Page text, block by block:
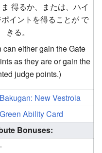
得るか、または、ハイ
イントを得ることが で
きる。
can either gain the Gate
as they are or gain the
judge points.)
Bakugan: New Vestroia
Green Ability Card
Bonuses:
-